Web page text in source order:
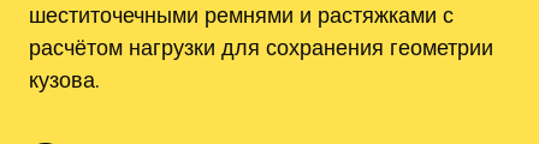
шеститочечными ремнями и растяжками с
расчётом нагрузки для сохранения геометрии
кузова.